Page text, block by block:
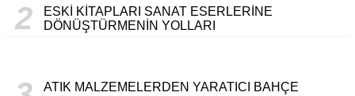
2
ESKI KITAPLARI SANAT ESERLERINE
DÖNÜŞTÜRMENIN YOLLARI
ATIK MALZEMELERDEN YARATICI BAHÇE